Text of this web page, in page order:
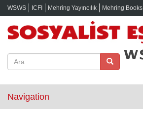
WSWS ICFI Mehring Yayıncılık Mehring Books
Navigation